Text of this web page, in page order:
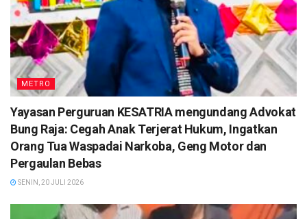
METRO
Yayasan Perguruan KESATRIA mengundang Advokat
Bung Raja: Cegah Anak Terjerat Hukum, Ingatkan
Orang Tua Waspadai Narkoba, Geng Motor dan
Pergaulan Bebas
SENIN, 20 JULI 2026